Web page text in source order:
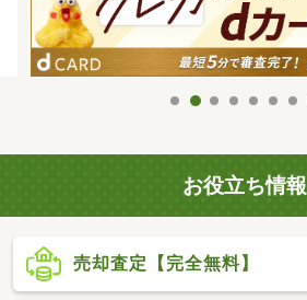
お役立ち情報
売却査定【完全無料】